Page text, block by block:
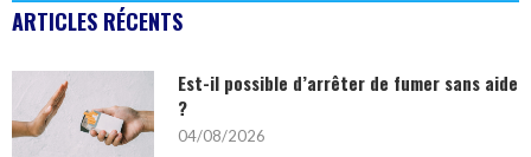
ARTICLES RÉCENTS
Est-il possible d’arrêter de fumer sans aide
?
04/08/2026